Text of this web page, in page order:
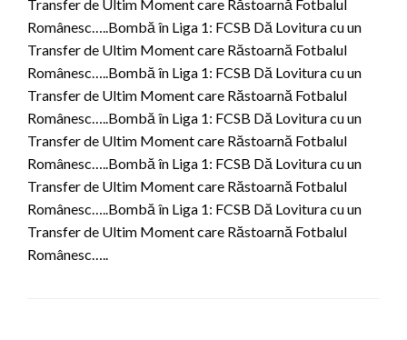
Transfer de Ultim Moment care Răstoarnă Fotbalul
Românesc…..Bombă în Liga 1: FCSB Dă Lovitura cu un
Transfer de Ultim Moment care Răstoarnă Fotbalul
Românesc…..Bombă în Liga 1: FCSB Dă Lovitura cu un
Transfer de Ultim Moment care Răstoarnă Fotbalul
Românesc…..Bombă în Liga 1: FCSB Dă Lovitura cu un
Transfer de Ultim Moment care Răstoarnă Fotbalul
Românesc…..Bombă în Liga 1: FCSB Dă Lovitura cu un
Transfer de Ultim Moment care Răstoarnă Fotbalul
Românesc…..Bombă în Liga 1: FCSB Dă Lovitura cu un
Transfer de Ultim Moment care Răstoarnă Fotbalul
Românesc…..